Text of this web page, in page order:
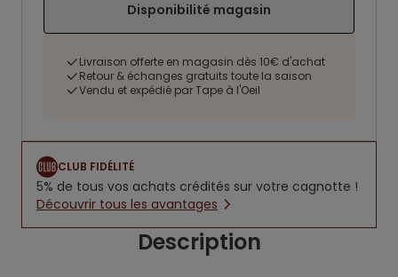
Disponibilité magasin
Livraison offerte en magasin dès 10€ d'achat
Retour & échanges gratuits toute la saison
Vendu et expédié par Tape à l'Oeil
CLUB FIDÉLITÉ
5% de tous vos achats crédités sur votre cagnotte !
Découvrir tous les avantages
Description